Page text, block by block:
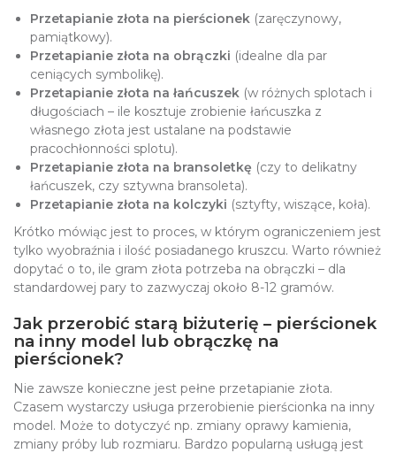
Przetapianie złota na pierścionek (zaręczynowy,
pamiątkowy).
Przetapianie złota na obrączki (idealne dla par
ceniących symbolikę).
Przetapianie złota na łańcuszek (w różnych splotach i
długościach – ile kosztuje zrobienie łańcuszka z
własnego złota jest ustalane na podstawie
pracochłonności splotu).
Przetapianie złota na bransoletkę (czy to delikatny
łańcuszek, czy sztywna bransoleta).
Przetapianie złota na kolczyki (sztyfty, wiszące, koła).
Krótko mówiąc jest to proces, w którym ograniczeniem jest
tylko wyobraźnia i ilość posiadanego kruszcu. Warto również
dopytać o to, ile gram złota potrzeba na obrączki – dla
standardowej pary to zazwyczaj około 8-12 gramów.
Jak przerobić starą biżuterię – pierścionek
na inny model lub obrączkę na
pierścionek?
Nie zawsze konieczne jest pełne przetapianie złota.
Czasem wystarczy usługa przerobienie pierścionka na inny
model. Może to dotyczyć np. zmiany oprawy kamienia,
zmiany próby lub rozmiaru. Bardzo popularną usługą jest